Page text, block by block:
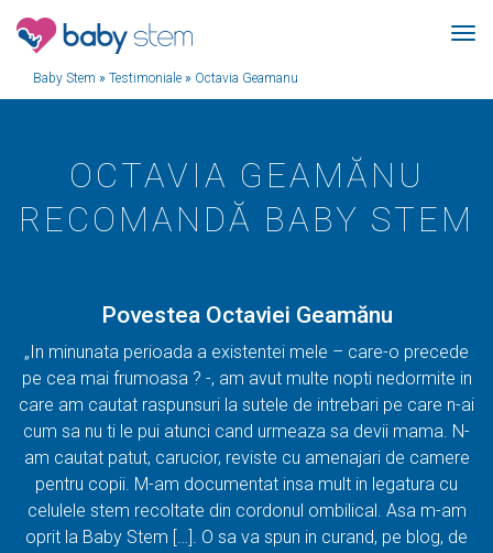
Baby Stem » Testimoniale » Octavia Geamanu
OCTAVIA GEAMĂNU
RECOMANDĂ BABY STEM
Povestea Octaviei Geamănu
„In minunata perioada a existentei mele – care-o precede
pe cea mai frumoasa ? -, am avut multe nopti nedormite in
care am cautat raspunsuri la sutele de intrebari pe care n-ai
cum sa nu ti le pui atunci cand urmeaza sa devii mama. N-
am cautat patut, carucior, reviste cu amenajari de camere
pentru copii. M-am documentat insa mult in legatura cu
celulele stem recoltate din cordonul ombilical. Asa m-am
oprit la Baby Stem […]. O sa va spun in curand, pe blog, de